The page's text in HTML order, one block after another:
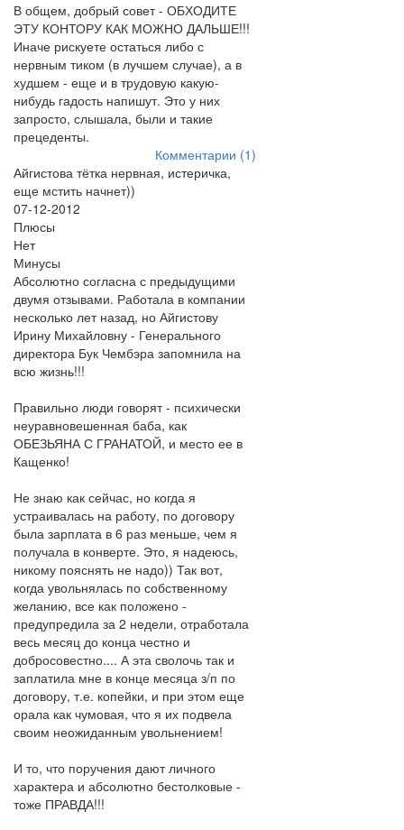
В общем, добрый совет - ОБХОДИТЕ
ЭТУ КОНТОРУ КАК МОЖНО ДАЛЬШЕ!!!
Иначе рискуете остаться либо с
нервным тиком (в лучшем случае), а в
худшем - еще и в трудовую какую-
нибудь гадость напишут. Это у них
запросто, слышала, были и такие
прецеденты.
Комментарии (1)
Айгистова тётка нервная, истеричка,
еще мстить начнет))
07-12-2012
Плюсы
Нет
Минусы
Абсолютно согласна с предыдущими
двумя отзывами. Работала в компании
несколько лет назад, но Айгистову
Ирину Михайловну - Генерального
директора Бук Чембэра запомнила на
всю жизнь!!!
Правильно люди говорят - психически
неуравновешенная баба, как
ОБЕЗЬЯНА С ГРАНАТОЙ, и место ее в
Кащенко!
Не знаю как сейчас, но когда я
устраивалась на работу, по договору
была зарплата в 6 раз меньше, чем я
получала в конверте. Это, я надеюсь,
никому пояснять не надо)) Так вот,
когда увольнялась по собственному
желанию, все как положено -
предупредила за 2 недели, отработала
весь месяц до конца честно и
добросовестно.... А эта сволочь так и
заплатила мне в конце месяца з/п по
договору, т.е. копейки, и при этом еще
орала как чумовая, что я их подвела
своим неожиданным увольнением!
И то, что поручения дают личного
характера и абсолютно бестолковые -
тоже ПРАВДА!!!